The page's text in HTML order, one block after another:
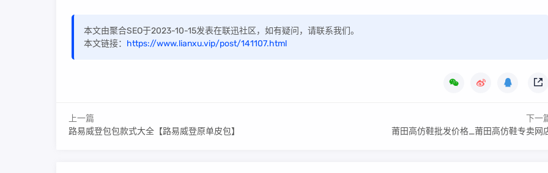
本文由聚合SEO于2023-10-15发表在联迅社区，如有疑问，请联系我们。
本文链接： https://www.lianxu.vip/post/141107.html
上一篇
路易威登包包款式大全【路易威登原单皮包】
下一
莆田高仿鞋批发价格_莆田高仿鞋专卖网